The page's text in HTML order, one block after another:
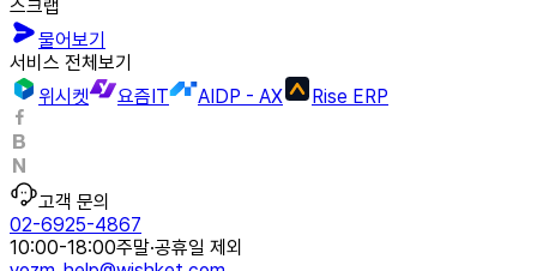
스크랩
물어보기
서비스 전체보기
위시켓
요즘IT AIDP - AX Rise ERP
고객 문의
02-6925-4867
10:00-18:00주말·공휴일 제외